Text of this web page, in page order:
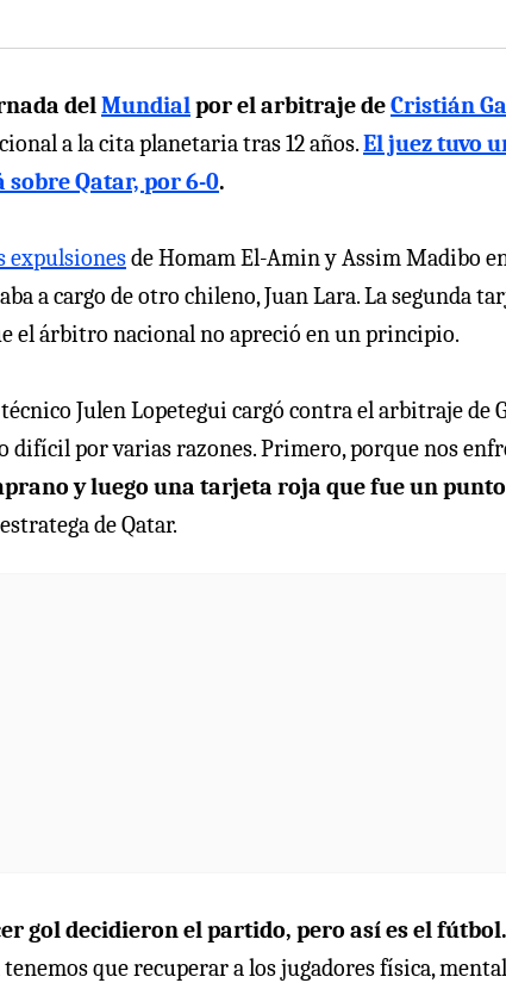
delMundialpor el arbitraje deCristián
a la cita planetaria tras 12 años.El juez tuvo
sobre Qatar, por 6-0.
expulsionesde Homam El-Amin y Assim Madibo
a cargo de otro chileno, Juan Lara. La segunda
el árbitro nacional no apreció en un principio.
Julen Lopetegui cargó contra el arbitraje de
difícil por varias razones. Primero, porque nos
y luego una tarjeta roja que fue un
de Qatar.
gol decidieron el partido, pero así es el
que recuperar a los jugadores física,